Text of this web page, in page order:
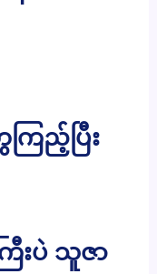
ြည့်ပြီး
းပဲ သူဇာ